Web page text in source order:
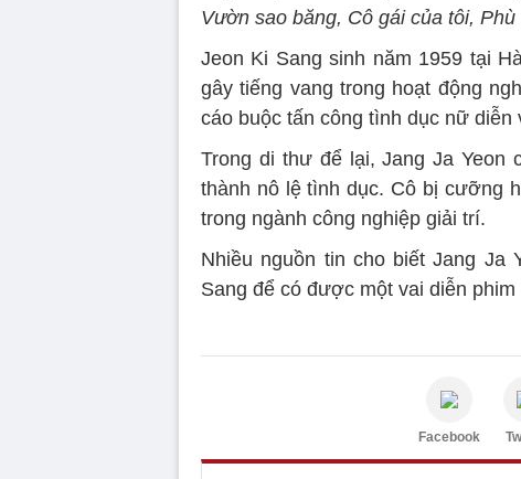
Vườn sao băng, Cô gái của tôi, Phù
Jeon Ki Sang sinh năm 1959 tại
gây tiếng vang trong hoạt động
cáo buộc tấn công tình dục nữ diễn
Trong di thư để lại, Jang Ja Yeon
thành nô lệ tình dục. Cô bị cưỡng
trong ngành công nghiệp giải trí.
Nhiều nguồn tin cho biết Jang Ja
Sang để có được một vai diễn phim
Facebook